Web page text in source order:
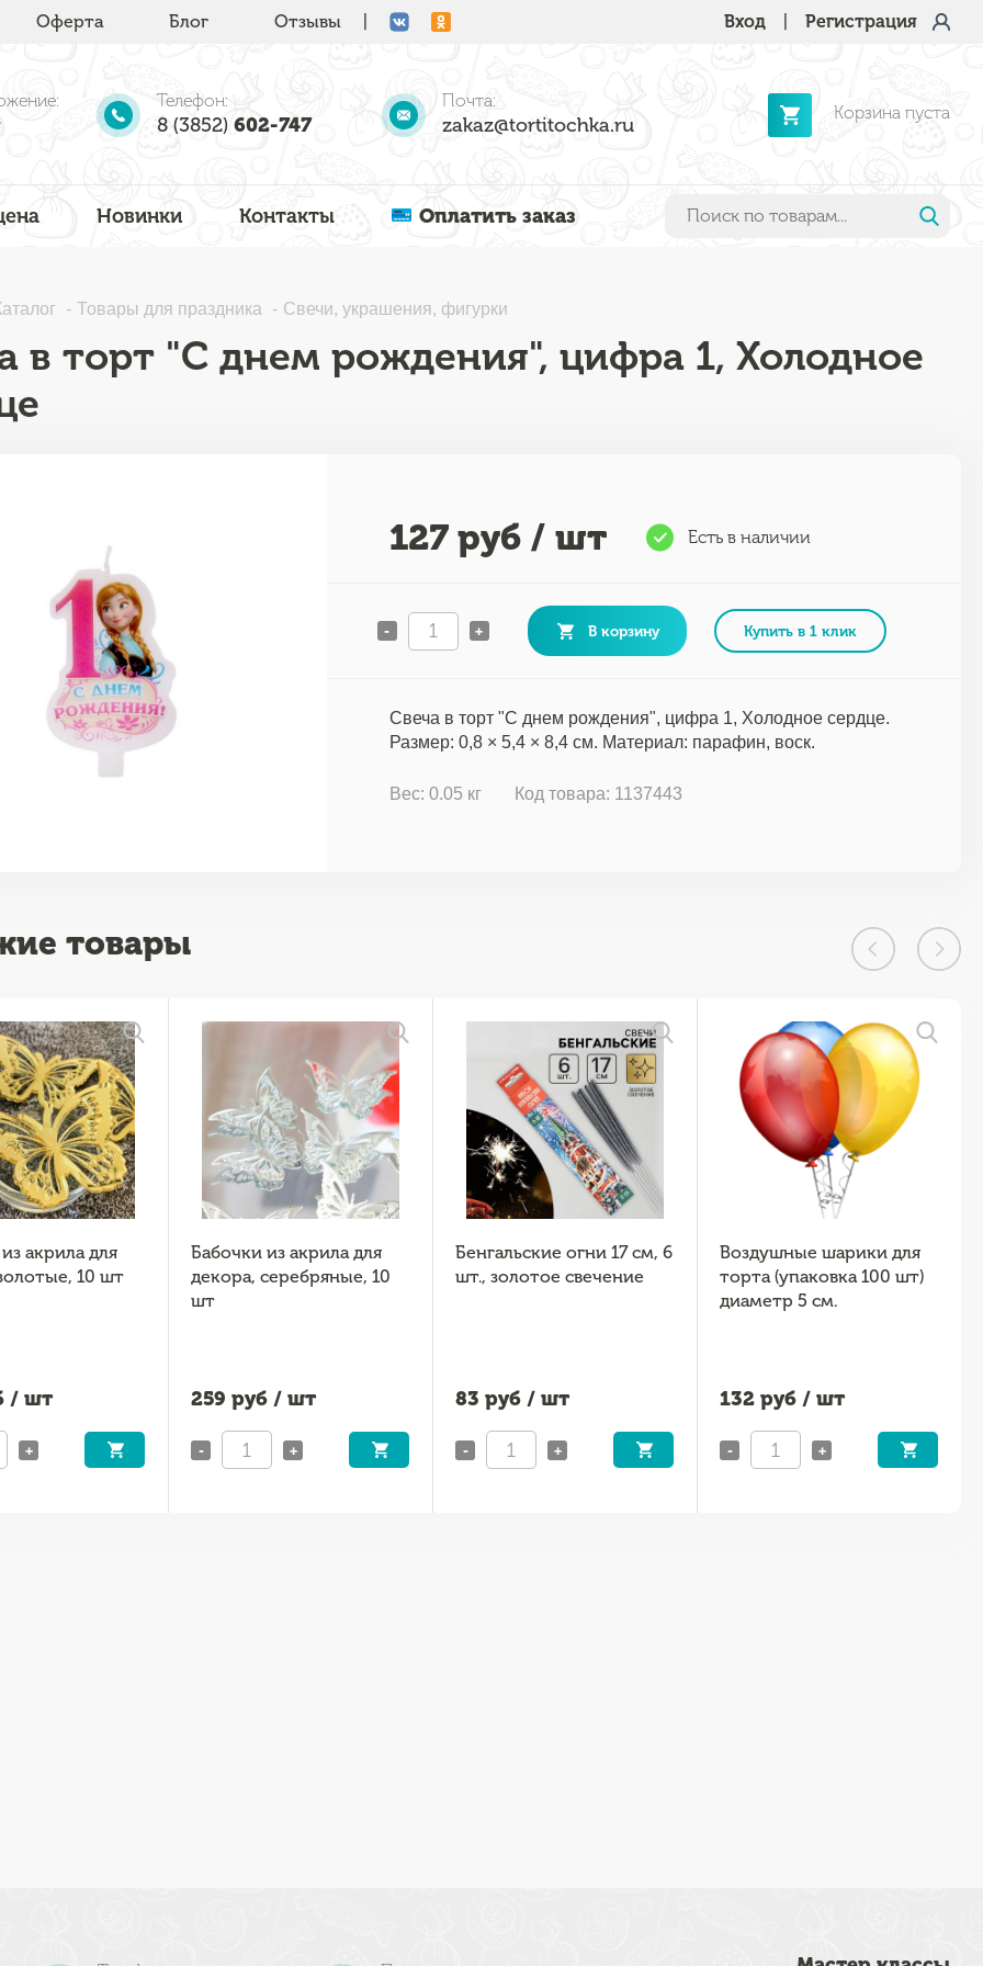
Оферта Блог Отзывы Вход Регистрация
Телефон:
8 (3852) 602-747
Почта:
zakaz@tortitochka.ru
Корзина пуста
Новинки Контакты Оплатить заказ
Товары для праздника Свечи, украшения, фигурки
в торт "С днем рождения", цифра 1, Холодное
127 руб / шт Есть в наличии
- + В корзину Купить в 1 клик
Свеча в торт "С днем рождения", цифра 1, Холодное сердце.
Размер: 0,8 × 5,4 × 8,4 см. Материал: парафин, воск.
Вес: 0.05 кг Код товара: 1137443
товары
акрила для
10 шт
/ шт
+
Бабочки из акрила для
декора, серебряные, 10
шт
259 руб / шт
- +
Бенгальские огни 17 см, 6
шт., золотое свечение
83 руб / шт
- +
Воздушные шарики для
торта (упаковка 100 шт)
диаметр 5 см.
132 руб / шт
- +